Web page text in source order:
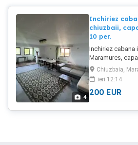
4
Inchiriez
chiuzbaii,
10 per.
Inchiriez cabana
Maramures,
persoane, 2 bai,
foarte linistita
plimbari in natura.
Chiuzbaia,
ieri 12:14
200 EUR